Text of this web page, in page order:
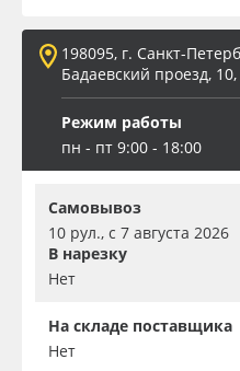
198095, г. Санкт-
Бадаевский проезд,
Режим работы
пн - пт 9:00 - 18:00
Самовывоз
10 рул., с 7 августа 2026
В нарезку
Нет
На складе поставщика
Нет